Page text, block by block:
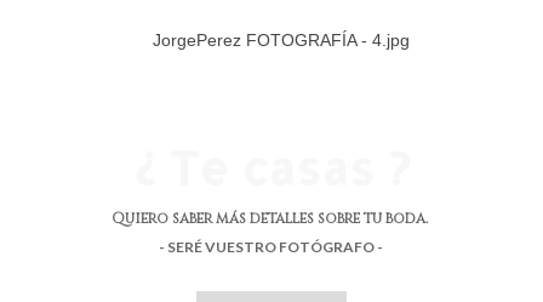
Quiero saber más detalles sobre tu boda.
- SERÉ VUESTRO FOTÓGRAFO -